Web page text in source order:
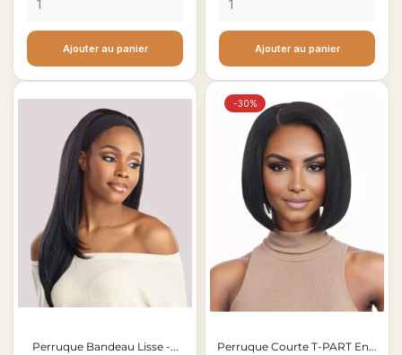
Ajouter au panier Ajouter au panier
Perruque Bandeau Lisse -... Perruque Courte T-PART En...
-30%